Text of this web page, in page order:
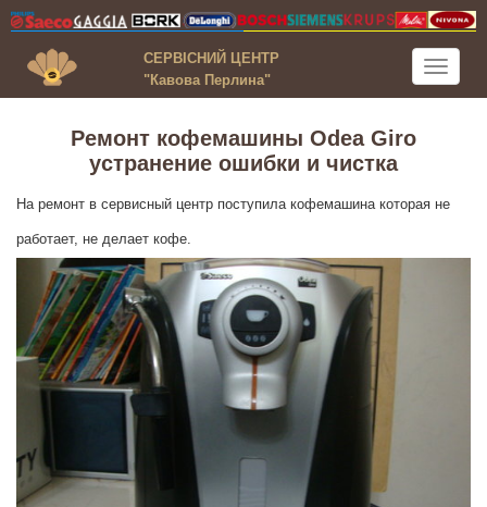
Toggle
СЕРВІСНИЙ ЦЕНТР
"Кавова Перлина"
Ремонт кофемашины Odea Giro
устранение ошибки и чистка
На ремонт в сервисный центр поступила кофемашина которая не
работает, не делает кофе.